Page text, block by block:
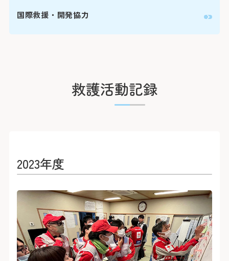
国際救援・開発協力
救護活動記録
2023年度